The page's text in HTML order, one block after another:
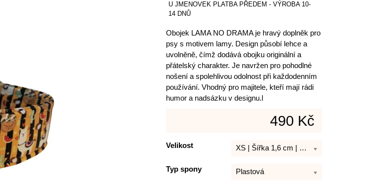
U JMENOVEK PLATBA PŘEDEM - VÝROBA 10-
14 DNŮ
Obojek LAMA NO DRAMA je hravý doplněk pro
psy s motivem lamy. Design působí lehce a
uvolněně, čímž dodává obojku originální a
přátelský charakter. Je navržen pro pohodlné
nošení a spolehlivou odolnost při každodenním
používání. Vhodný pro majitele, kteří mají rádi
humor a nadsázku v designu.l
490 Kč
Velikost XS | Šířka 1,6 cm | Délka 21 - 30 cm
Typ spony Plastová